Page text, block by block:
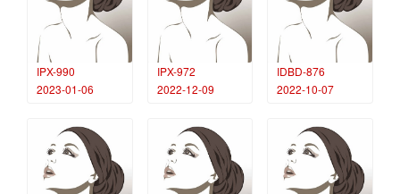
IPX-990
2023-01-06
IPX-972
2022-12-09
IDBD-876
2022-10-07